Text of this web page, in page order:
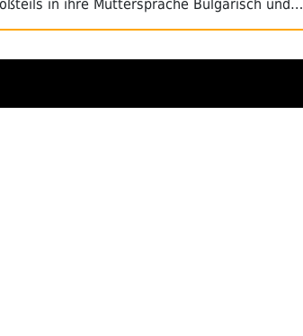
in ihre Muttersprache Bulgarisch und…